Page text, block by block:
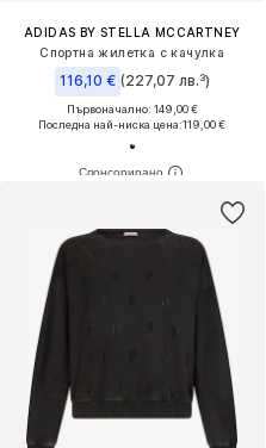
ADIDAS BY STELLA MCCARTNEY
Спортна жилетка с качулка
116,10 € (227,07 лв.³)
Първоначално: 149,00 €
Последна най-ниска цена:119,00 €